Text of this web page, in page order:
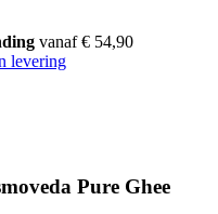
vanaf € 54,90
levering
Pure Ghee